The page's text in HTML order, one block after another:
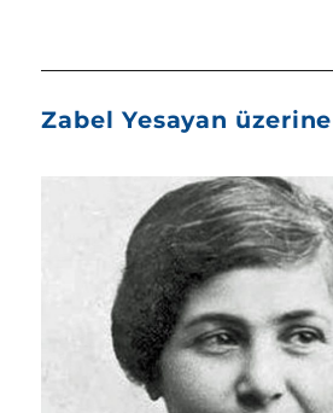
Zabel Yesayan üzerine